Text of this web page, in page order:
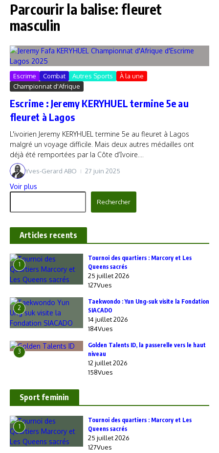
Parcourir la balise: fleuret
masculin
Escrime Combat Autres Sports
À la une
Championnat d'Afrique
Escrime : Jeremy KERYHUEL termine 5e au
fleuret à Lagos
L'ivoirien Jeremy KERYHUEL termine 5e au fleuret à Lagos
malgré un voyage difficile. Mais deux autres médailles ont
déjà été remportées par la Côte d’Ivoire....
Yves-Gerard ABO 27 juin 2025
Voir plus
Rechercher
Articles recents
1
‎Tournoi des quartiers : Marcory et Les
Queens sacrés
25 juillet 2026
127Vues
2
Taekwondo : Yun Ung-suk visite la Fondation
SIACADO
14 juillet 2026
184Vues
3
Golden Talents ID, la passerelle vers le haut
niveau
12 juillet 2026
158Vues
Sport feminin
1
‎Tournoi des quartiers : Marcory et Les
Queens sacrés
25 juillet 2026
127Vues